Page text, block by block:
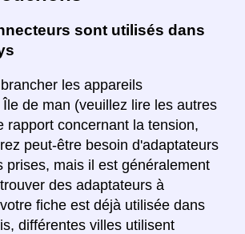
sont utilisés dans
les appareils
de man (veuillez lire les autres
rapport concernant la tension,
peut-être besoin d'adaptateurs
prises, mais il est généralement
des adaptateurs à
fiche est déjà utilisée dans
différentes villes utilisent